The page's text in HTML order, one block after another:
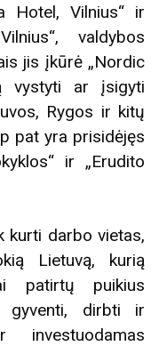
Hotel, Vilnius“ ir
valdybos
jis įkūrė „Nordic
vystyti ar įsigyti
Rygos ir kitų
pat yra prisidėjęs
ir „Erudito
kurti darbo vietas,
Lietuvą, kurią
patirtų puikius
gyventi, dirbti ir
investuodamas